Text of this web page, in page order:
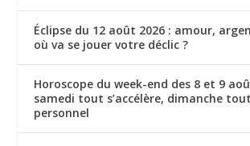
Éclipse du 12 août 2026 : amour,
où va se jouer votre déclic ?
Horoscope du week-end des 8 et 9
samedi tout s’accélère, dimanche
personnel